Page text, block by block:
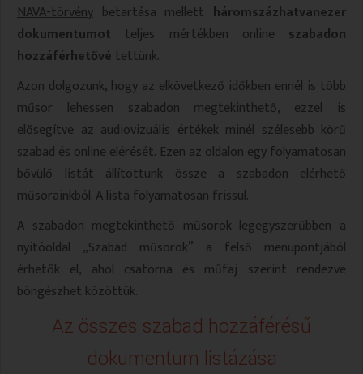
VALLÁS
VALLÁS
NAVA-törvény betartása mellett háromszázhatvanezer
dokumentumot teljes mértékben online szabadon
hozzáférhetővé tettünk.
Azon dolgozunk, hogy az elkövetkező időkben ennél is több
műsor lehessen szabadon megtekinthető, ezzel is
elősegítve az audiovizuális értékek minél szélesebb körű
szabad és online elérését. Ezen az oldalon egy folyamatosan
bővülő listát állítottunk össze a szabadon elérhető
műsorainkból. A lista folyamatosan frissül.
A szabadon megtekinthető műsorok legegyszerűbben a
nyitóoldal „Szabad műsorok” a felső menüpontjából
érhetők el, ahol csatorna és műfaj szerint rendezve
böngészhet közöttük.
Az összes szabad hozzáférésű
dokumentum listázása